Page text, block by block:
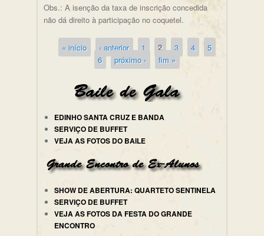
Obs.: A isenção da taxa de inscrição concedida
não dá direito à participação no coquetel.
Páginas
« início ‹ anterior 1 2 3 4
5
6
próximo › fim »
EDINHO SANTA CRUZ E BANDA
SERVIÇO DE BUFFET
VEJA AS FOTOS DO BAILE
SHOW DE ABERTURA: QUARTETO SENTINELA
SERVIÇO DE BUFFET
VEJA AS FOTOS DA FESTA DO GRANDE
ENCONTRO